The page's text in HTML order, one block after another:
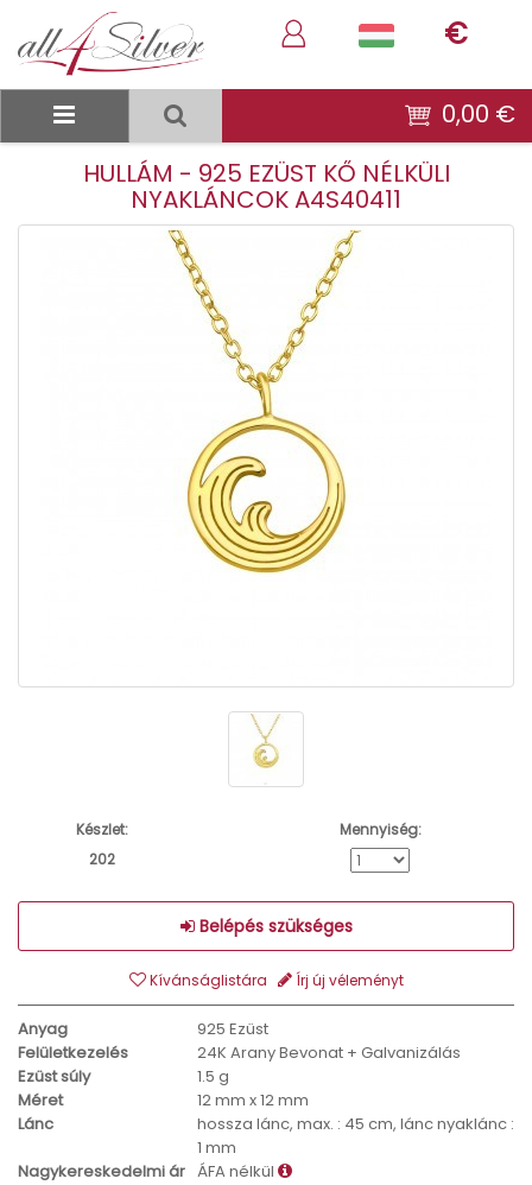
€
0,00 €
HULLÁM - 925 EZÜST KŐ NÉLKÜLI
NYAKLÁNCOK A4S40411
Készlet:
202
Mennyiség:
Belépés szükséges
Kívánságlistára Írj új véleményt
Anyag
925 Ezüst
Felületkezelés
24K Arany Bevonat + Galvanizálás
Ezüst súly
1.5 g
Méret
12 mm x 12 mm
Lánc
hossza lánc, max. : 45 cm, lánc nyaklánc :
1 mm
Nagykereskedelmi ár ÁFA nélkül